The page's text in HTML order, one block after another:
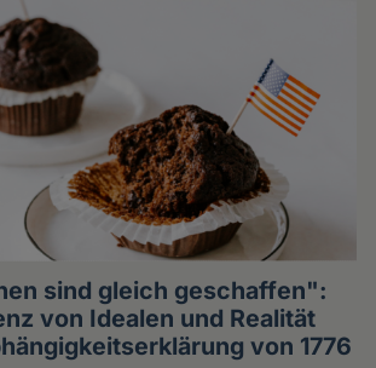
sind gleich geschaffen":
von Idealen und Realität
von 1776